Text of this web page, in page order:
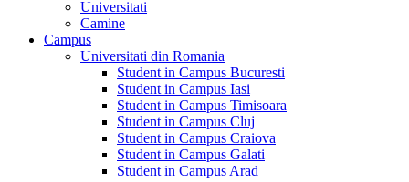
Universitati
Camine
Campus
Universitati din Romania
Student in Campus Bucuresti
Student in Campus Iasi
Student in Campus Timisoara
Student in Campus Cluj
Student in Campus Craiova
Student in Campus Galati
Student in Campus Arad